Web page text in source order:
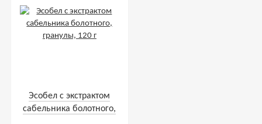
Эсобел с экстрактом
сабельника болотного,